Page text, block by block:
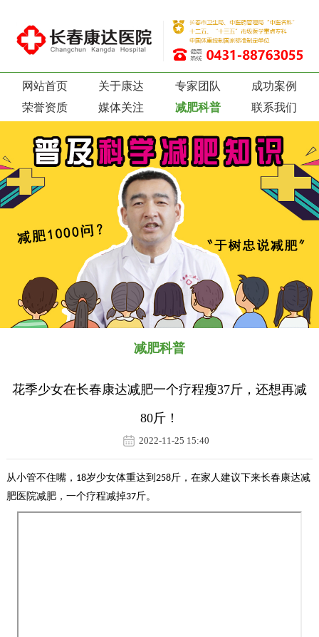
网站首页 关于康达 专家团队
成功案例
荣誉资质
媒体关注 减肥科普 联系我们
减肥科普
花季少女在长春康达减肥一个疗程瘦37斤，还想再减
80斤！
2022-11-25 15:40
从小管不住嘴， 18岁少女体重达到 258斤，在家人建议下来长春康达减
肥医院减肥，一个疗程减掉37斤。